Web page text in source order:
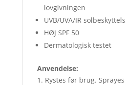
lovgivningen
UVB/UVA/IR
HØJ SPF 50
Dermatologisk testet
Anvendelse:
Rystes før brug.